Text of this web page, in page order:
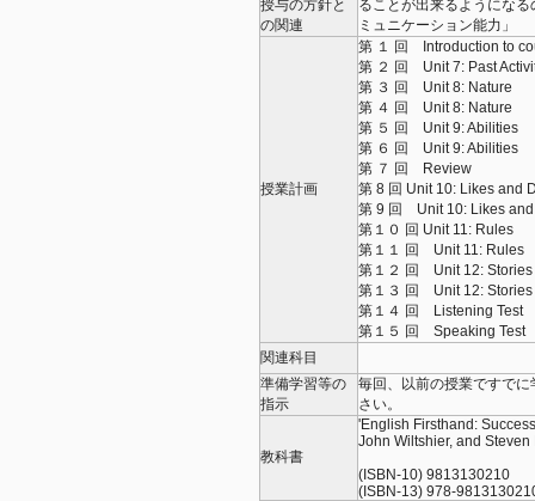
授与の方針と
の関連
ることが出来るようにな
ミュニケーション能力」
授業計画
第 １ 回 Introduction to
第 ２ 回 Unit 7: Past
第 ３ 回 Unit 8: Nature
第 ４ 回 Unit 8: Nature
第 ５ 回 Unit 9: Abilities
第 ６ 回 Unit 9: Abilities
第 ７ 回 Review
第 8 回 Unit 10: Likes and
第 9 回 Unit 10: Likes
第１０ 回 Unit 11: Rules
第１１ 回 Unit 11: Rules
第１２ 回 Unit 12: Stories
第１３ 回 Unit 12: Stories
第１４ 回 Listening Test
第１５ 回 Speaking
関連科目
準備学習等の
指示
毎回、以前の授業ですで
さい。
教科書
'English Firsthand:
John Wiltshier, and
(ISBN-10) 9813130210
(ISBN-13) 978-